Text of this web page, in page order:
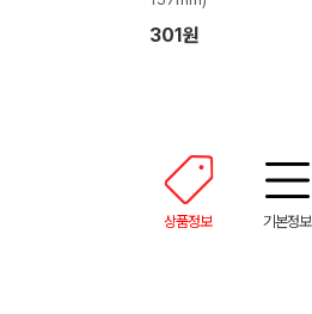
301원
상품정보 기본정보